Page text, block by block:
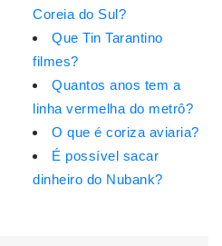
Coreia do Sul?
Que Tin Tarantino
filmes?
Quantos anos tem a
linha vermelha do metrô?
O que é coriza aviaria?
É possível sacar
dinheiro do Nubank?